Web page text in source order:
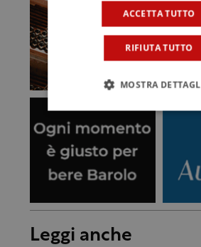
Leggi anche
ACCETTA TUTTO
RIFIUTA TUTTO
MOSTRA